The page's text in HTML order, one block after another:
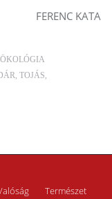
FERENC KATA
ÖKOLÓGIA
TOJÁS
Természet